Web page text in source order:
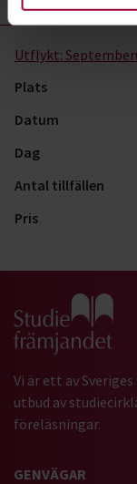
Utflykt:
Plats
Datum
Dag
Antal tillfällen
Pris
Gå till
Vi är ett av
utbud av
föreläsningar.
GENVÄGAR